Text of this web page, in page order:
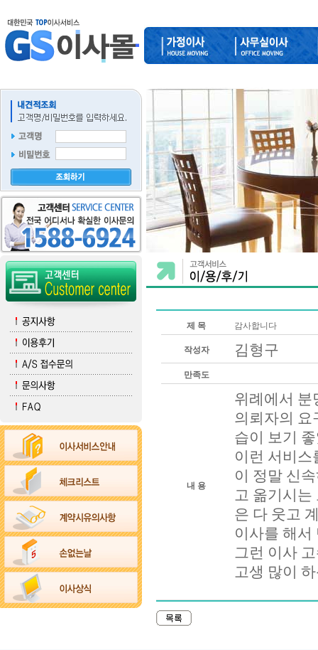
제 목 감사합니다
작성자 김형구
만족도
내 용
위례에서 분
의뢰자의 요
습이 보기
이런 서비스
이 정말 신
고 옮기시
은 다 웃고
이사를 해서
그런 이사
고생 많이